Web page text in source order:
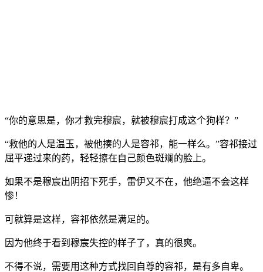
“你的意思是，你才救完穆宸，就被穆宸打成这个狗样？”
“救他的人是温玉，被他揍的人是容祁，能一样么。”容祁接过
屈平递过来的药，轻轻擦在自己颜色斑斓的脸上。
如果不是穆宸出阴招下死手，雷伊又不在，他绝逼不会这样
惨！
可就算是这样，容祁依然是满足的。
因为他终于看到穆宸失控的样子了，真的很爽。
不得不说，需要用这种方式找回自尊的容祁，是有多自卑。